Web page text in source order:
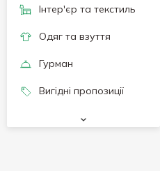
Інтер'єр та текстиль
Одяг та взуття
Гурман
Вигідні пропозиції